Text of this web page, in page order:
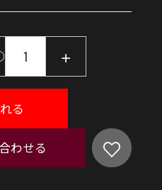
る
わせる